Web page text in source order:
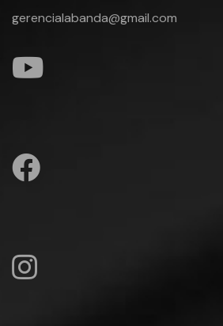
gerencialabanda@gmail.com